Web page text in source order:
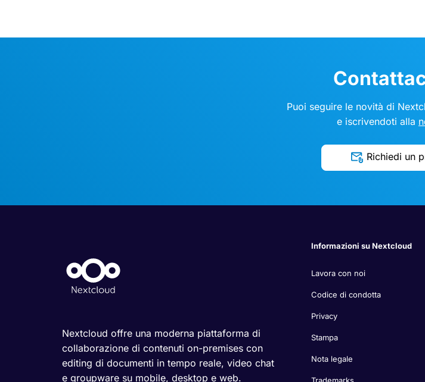
Puoi seguire le novità di
e iscrivendoti alla
Richiedi un
Nextcloud offre una moderna piattaforma di
collaborazione di contenuti on-premises con
editing di documenti in tempo reale, video chat
e groupware su mobile, desktop e web.
Informazioni su Nextcloud
Lavora con noi
Codice di condotta
Privacy
Stampa
Nota legale
Trademarks